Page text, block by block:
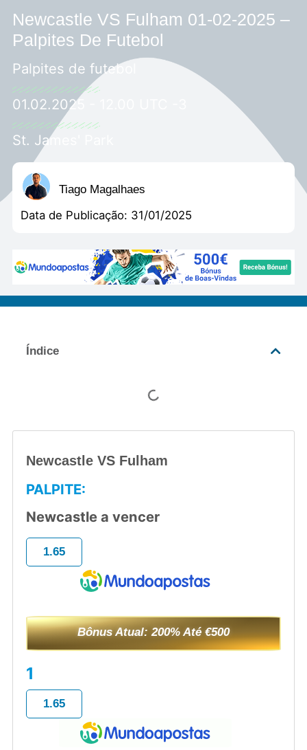
Newcastle VS Fulham 01-02-2025 –
Palpites De Futebol
Palpites de futebol
01.02.2025 - 12.00 UTC -3
St. James' Park
Tiago Magalhaes
Data de Publicação: 31/01/2025
Índice
Newcastle VS Fulham
PALPITE:
Newcastle a vencer
1.65
Bônus Atual: 200% Até €500
1
1.65